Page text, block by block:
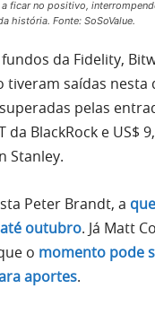
ficar no positivo,
história. Fonte: SoSoValue.
da Fidelity,
tiveram saídas nesta
pelas
da BlackRock e US$
Stanley.
Peter Brandt, a
outubro. Já Matt
o momento pode
aportes.